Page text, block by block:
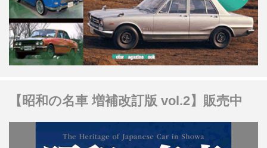
【昭和の名車 増補改訂版 vol.2】販売中